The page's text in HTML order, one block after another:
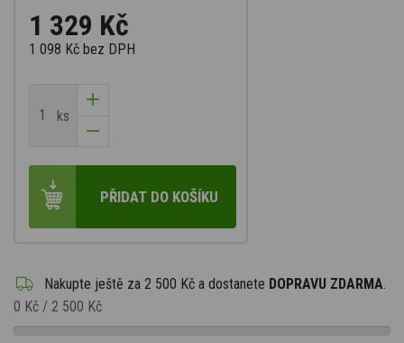
1 329 Kč
1 098 Kč bez DPH
ks
PŘIDAT DO KOŠÍKU
Nakupte ještě za 2 500 Kč a dostanete DOPRAVU ZDARMA
0 Kč / 2 500 Kč